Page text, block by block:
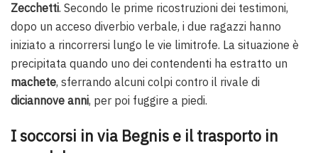
Zecchetti. Secondo le prime ricostruzioni dei testimoni,
dopo un acceso diverbio verbale, i due ragazzi hanno
iniziato a rincorrersi lungo le vie limitrofe. La situazione è
precipitata quando uno dei contendenti ha estratto un
machete, sferrando alcuni colpi contro il rivale di
diciannove anni, per poi fuggire a piedi.
I soccorsi in via Begnis e il trasporto in